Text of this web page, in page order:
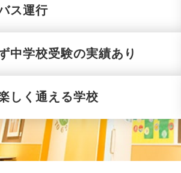
ス運行
中学校受験の実績あり
しく通える学校